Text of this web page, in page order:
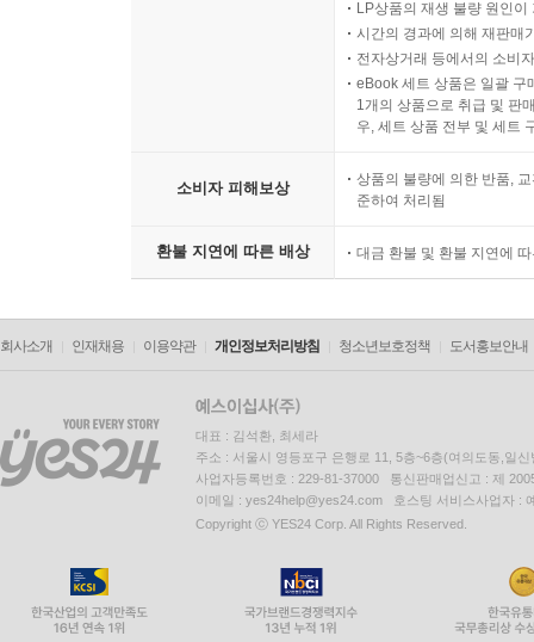
LP상품의 재생 불량 원인
시간의 경과에 의해 재판매
전자상거래 등에서의 소비
eBook 세트 상품은 일괄 구
1개의 상품으로 취급 및 판
우, 세트 상품 전부 및 세트
소비자 피해보상
상품의 불량에 의한 반품,
준하여 처리됨
환불 지연에 따른 배상 대금 환불 및 환불 지연에
회사소개 인재채용 이용약관 개인정보처리방침 청소년보호정책 도서홍보안내
대표 : 김석환, 최세라
주소 : 서울시 영등포구 은행로 11, 5층~6층(여의도동,일신
사업자등록번호 : 229-81-37000 통신판매업신고 : 제
이메일 : yes24help@yes24.com 호스팅 서비스사업자 :
Copyright ⓒ YES24 Corp. All Rights Reserved.